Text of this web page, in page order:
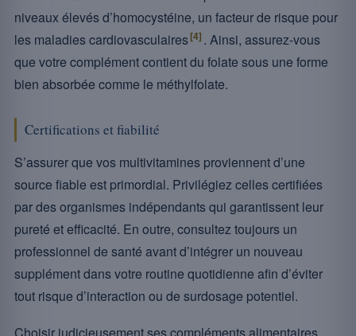
niveaux élevés d’homocystéine, un facteur de risque pour
les maladies cardiovasculaires[4] . Ainsi, assurez-vous
que votre complément contient du folate sous une forme
bien absorbée comme le méthylfolate.
Certifications et fiabilité
S’assurer que vos multivitamines proviennent d’une
source fiable est primordial. Privilégiez celles certifiées
par des organismes indépendants qui garantissent leur
pureté et efficacité. En outre, consultez toujours un
professionnel de santé avant d’intégrer un nouveau
supplément dans votre routine quotidienne afin d’éviter
tout risque d’interaction ou de surdosage potentiel.